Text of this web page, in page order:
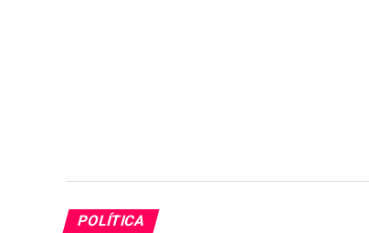
POLÍTICA